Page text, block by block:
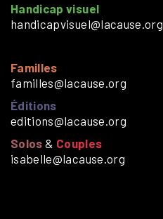
Handicap visuel
handicapvisuel@lacause.org
Familles
familles@lacause.org
Éditions
editions@lacause.org
Solos & Couples
isabelle@lacause.org